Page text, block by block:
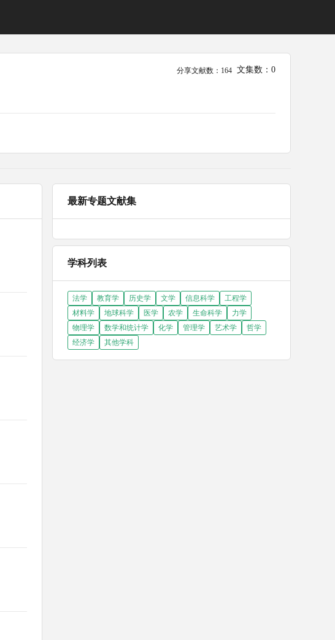
分享文献数：164 文集数：0
最新专题文献集
学科列表
法学 教育学 历史学 文学 信息科学
工程学
材料学
地球科学 医学 农学 生命科学
力学
物理学
数学和统计学 化学 管理学 艺术学
哲学
经济学
其他学科